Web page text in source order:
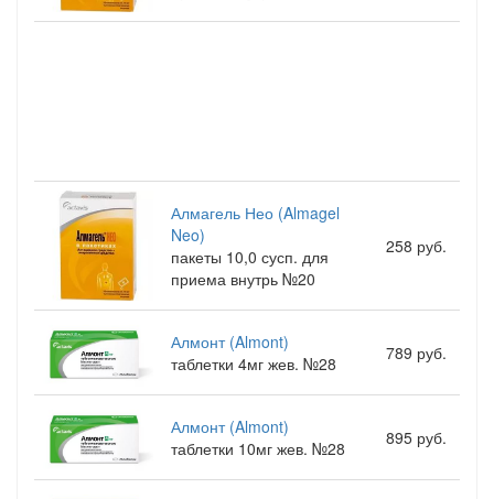
Алмагель Нео (Almagel
Neo)
пакеты 10,0 сусп. для
приема внутрь №20
258 руб.
Алмонт (Almont)
таблетки 4мг жев. №28
789 руб.
Алмонт (Almont)
таблетки 10мг жев. №28
895 руб.